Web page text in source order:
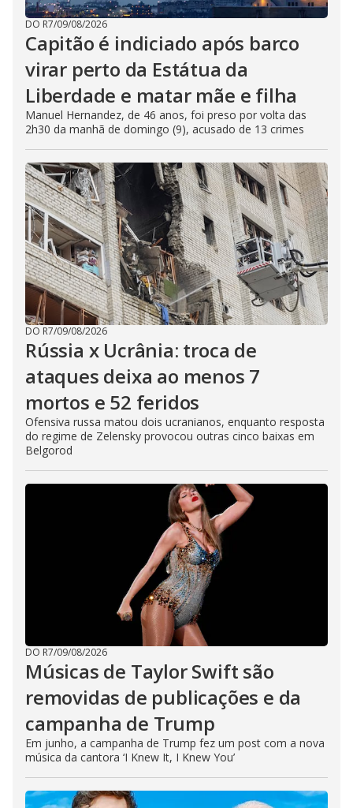
DO R7/09/08/2026
Capitão é indiciado após barco
virar perto da Estátua da
Liberdade e matar mãe e filha
Manuel Hernandez, de 46 anos, foi preso por volta das
2h30 da manhã de domingo (9), acusado de 13 crimes
DO R7/09/08/2026
Rússia x Ucrânia: troca de
ataques deixa ao menos 7
mortos e 52 feridos
Ofensiva russa matou dois ucranianos, enquanto resposta
do regime de Zelensky provocou outras cinco baixas em
Belgorod
DO R7/09/08/2026
Músicas de Taylor Swift são
removidas de publicações e da
campanha de Trump
Em junho, a campanha de Trump fez um post com a nova
música da cantora ‘I Knew It, I Knew You’